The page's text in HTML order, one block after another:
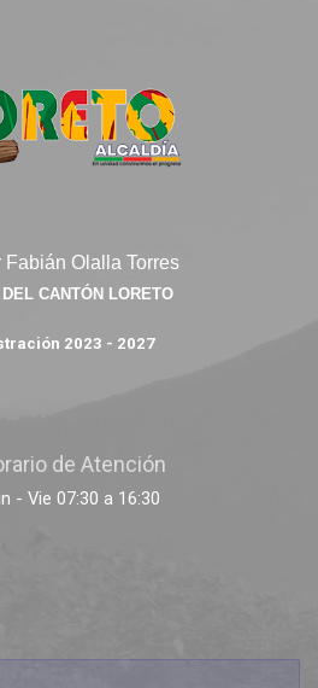
Fabián Olalla Torres
CANTÓN LORETO
2023 - 2027
de Atención
- Vie 07:30 a 16:30